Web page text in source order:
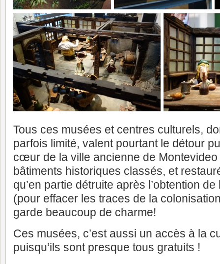
Tous ces musées et centres culturels,
parfois limité, valent pourtant le détour
cœur de la ville ancienne de
bâtiments historiques classés, et
qu’en partie détruite après l’obtention de
(pour effacer les traces de la
garde beaucoup de charme!
Ces musées, c’est aussi un accès à la
puisqu’ils sont presque tous gratuits !